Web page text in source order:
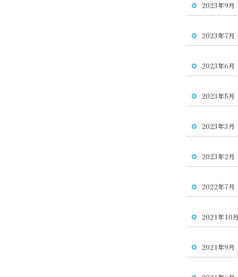
2023年9月
2023年7月
2023年6月
2023年5月
2023年3月
2023年2月
2022年7月
2021年10月
2021年9月